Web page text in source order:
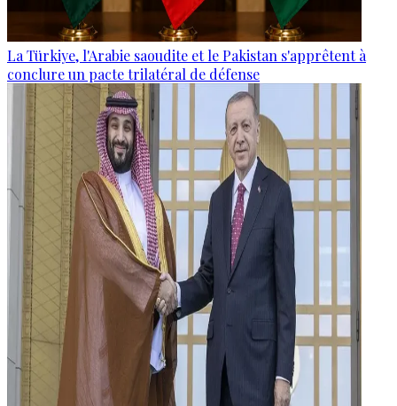
La Türkiye, l'Arabie saoudite et le Pakistan s'apprêtent à
conclure un pacte trilatéral de défense